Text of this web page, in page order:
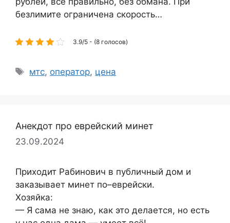
безлимите ограничена скорость…
3.9/5 - (8 голосов)
Метки
мтс, оператор, цена
Анекдот про еврейский минет
23.09.2024
Приходит Рабинович в публичный дом и
заказывает минет по–еврейски.
Хозяйка:
— Я сама не знаю, как это делается, но есть